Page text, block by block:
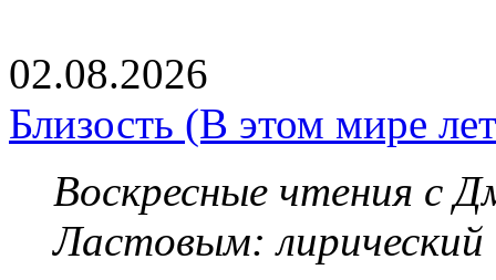
02.08.2026
Близость (В этом мире
Воскресные чтения с
Ластовым: